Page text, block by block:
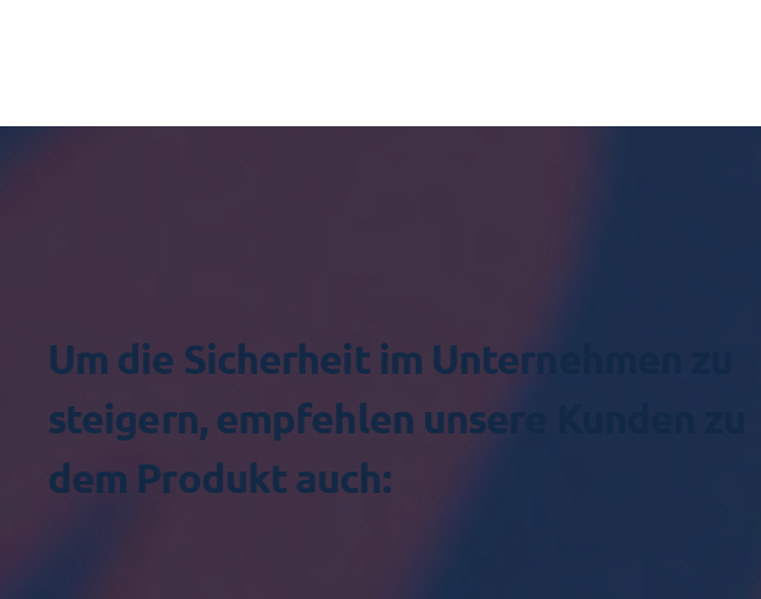
Um die Sicherheit im Unternehmen zu
steigern, empfehlen unsere Kunden zu
dem Produkt auch: